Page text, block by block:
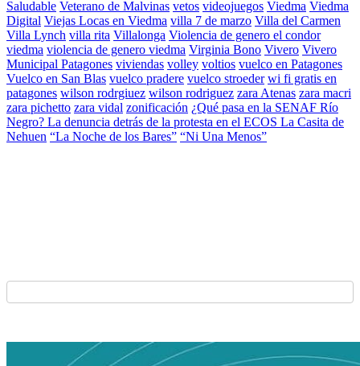
Saludable Veterano de Malvinas vetos videojuegos Viedma Viedma
Digital Viejas Locas en Viedma villa 7 de marzo Villa del Carmen
Villa Lynch villa rita Villalonga Violencia de genero el condor
viedma violencia de genero viedma Virginia Bono Vivero Vivero
Municipal Patagones viviendas volley voltios vuelco en Patagones
Vuelco en San Blas vuelco pradere vuelco stroeder wi fi gratis en
patagones wilson rodrgiuez wilson rodriguez zara Atenas zara macri
zara pichetto zara vidal zonificación ¿Qué pasa en la SENAF Río
Negro? La denuncia detrás de la protesta en el ECOS La Casita de
Nehuen “La Noche de los Bares” “Ni Una Menos”